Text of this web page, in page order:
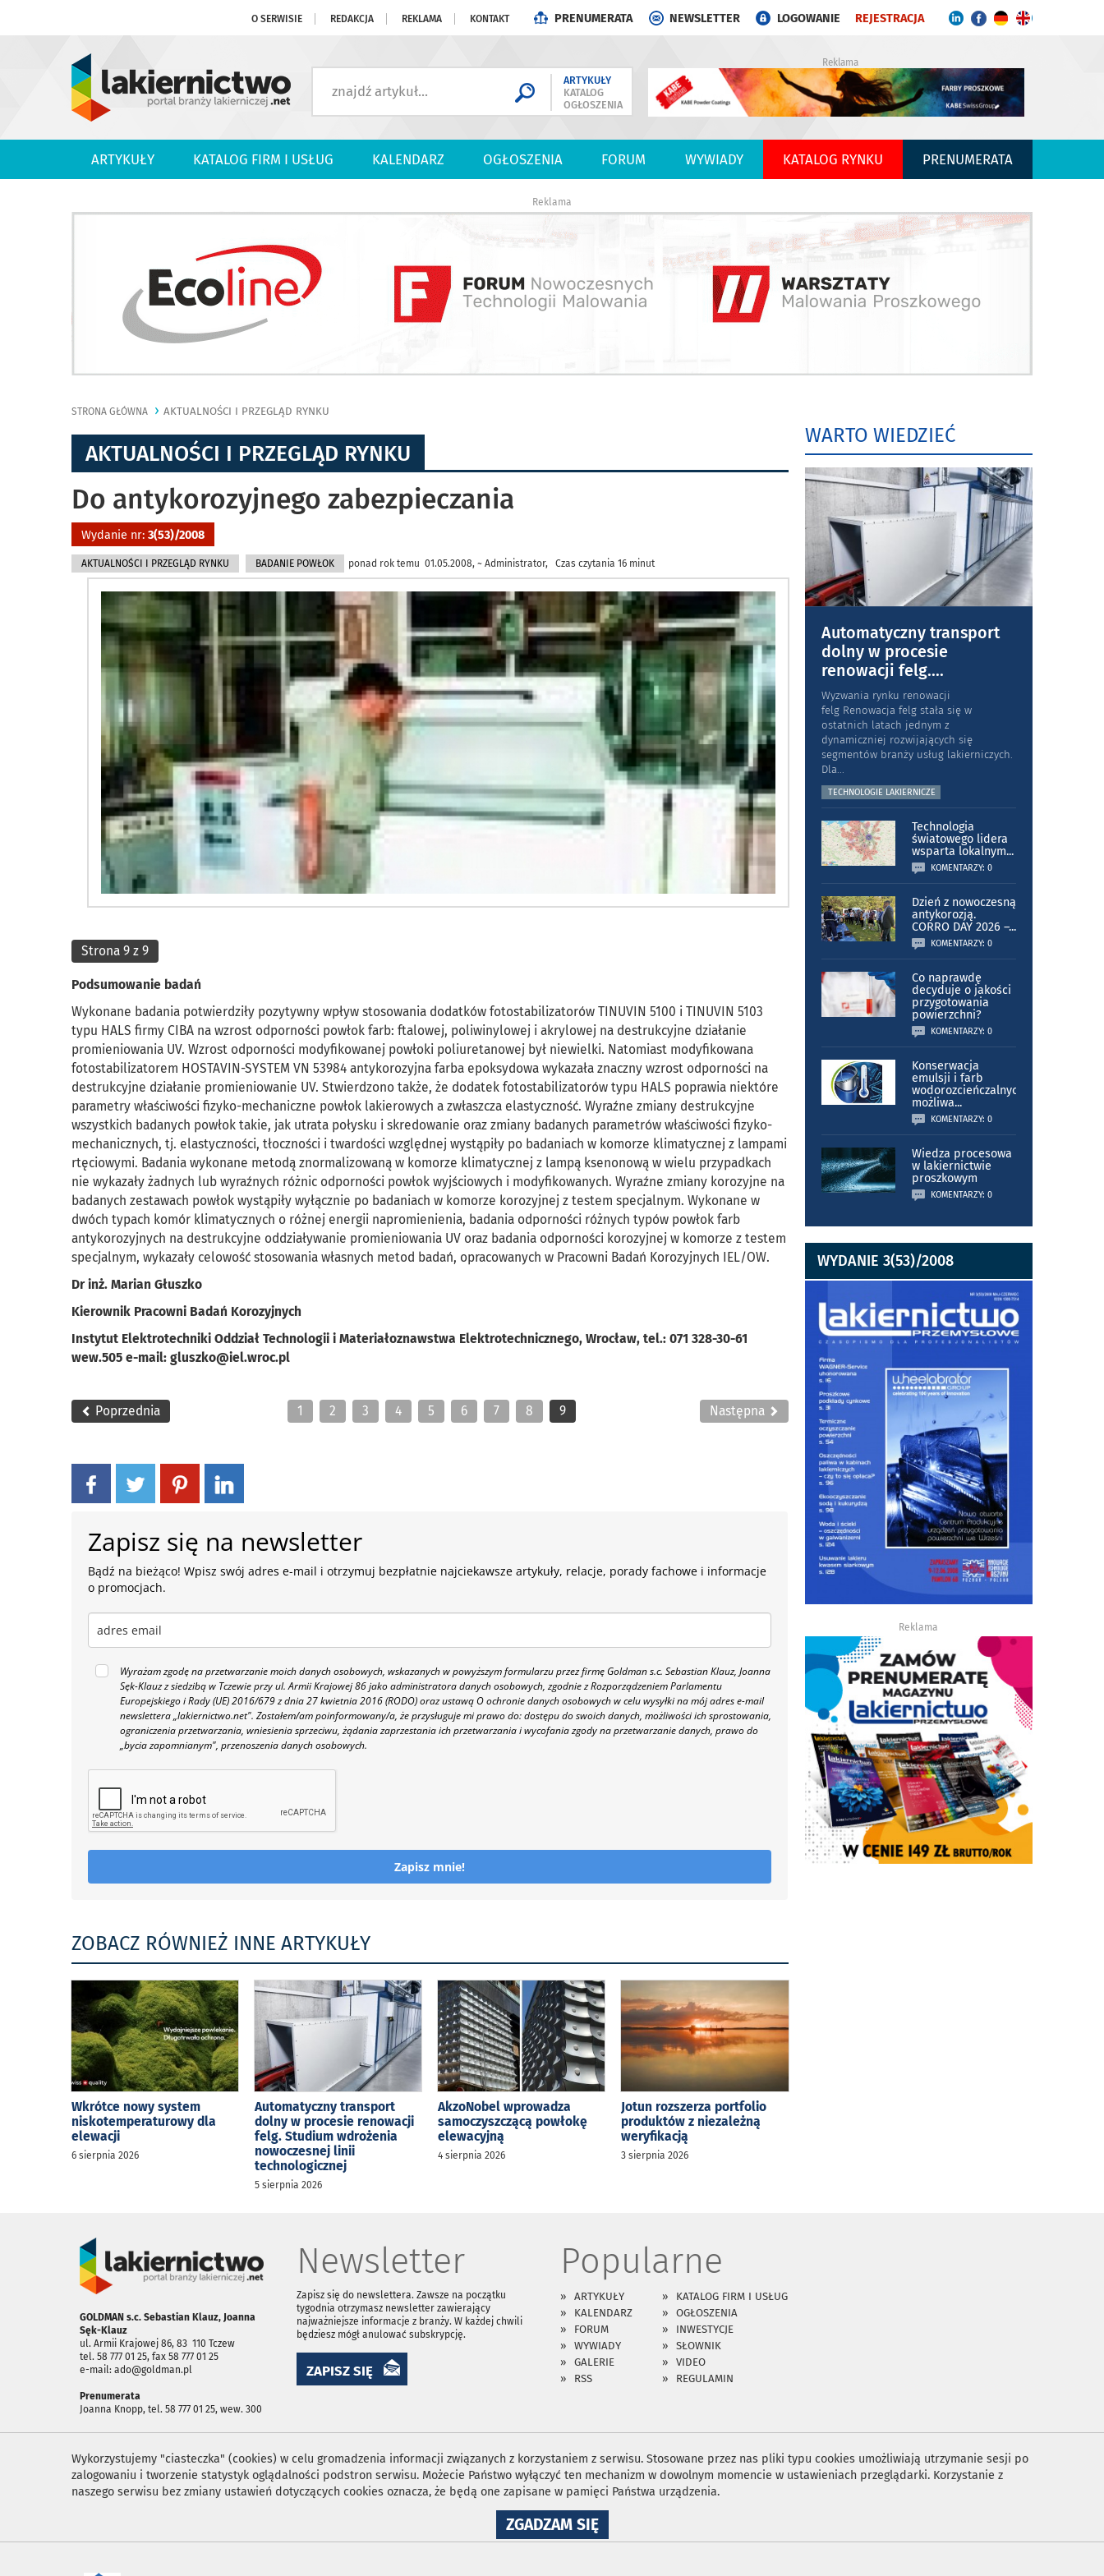
O SERWISIE REDAKCJA REKLAMA KONTAKT PRENUMERATA NEWSLETTER LOGOWANIE REJESTRACJA
ARTYKUŁY
KATALOG
OGŁOSZENIA
Reklama
ARTYKUŁY KATALOG FIRM I USŁUG KALENDARZ OGŁOSZENIA FORUM WYWIADY KATALOG RYNKU PRENUMERATA
Reklama
STRONA GŁÓWNA AKTUALNOŚCI I PRZEGLĄD RYNKU
AKTUALNOŚCI I PRZEGLĄD RYNKU
Do antykorozyjnego zabezpieczania
Wydanie nr: 3(53)/2008
AKTUALNOŚCI I PRZEGLĄD RYNKU BADANIE POWŁOK ponad rok temu 01.05.2008, ~ Administrator, Czas czytania 16 minut
Strona 9 z 9
Podsumowanie badań
Wykonane badania potwierdziły pozytywny wpływ stosowania dodatków fotostabilizatorów TINUVIN 5100 i TINUVIN 5103
typu HALS firmy CIBA na wzrost odporności powłok farb: ftalowej, poliwinylowej i akrylowej na destrukcyjne działanie
promieniowania UV. Wzrost odporności modyfikowanej powłoki poliuretanowej był niewielki. Natomiast modyfikowana
fotostabilizatorem HOSTAVIN-SYSTEM VN 53984 antykorozyjna farba epoksydowa wykazała znaczny wzrost odporności na
destrukcyjne działanie promieniowanie UV. Stwierdzono także, że dodatek fotostabilizatorów typu HALS poprawia niektóre
parametry właściwości fizyko-mechaniczne powłok lakierowych a zwłaszcza elastyczność. Wyraźne zmiany destrukcyjne
wszystkich badanych powłok takie, jak utrata połysku i skredowanie oraz zmiany badanych parametrów właściwości fizyko-
mechanicznych, tj. elastyczności, tłoczności i twardości względnej wystąpiły po badaniach w komorze klimatycznej z lampami
rtęciowymi. Badania wykonane metodą znormalizowaną w komorze klimatycznej z lampą ksenonową w wielu przypadkach
nie wykazały żadnych lub wyraźnych różnic odporności powłok wyjściowych i modyfikowanych. Wyraźne zmiany korozyjne na
badanych zestawach powłok wystąpiły wyłącznie po badaniach w komorze korozyjnej z testem specjalnym. Wykonane w
dwóch typach komór klimatycznych o różnej energii napromienienia, badania odporności różnych typów powłok farb
antykorozyjnych na destrukcyjne oddziaływanie promieniowania UV oraz badania odporności korozyjnej w komorze z testem
specjalnym, wykazały celowość stosowania własnych metod badań, opracowanych w Pracowni Badań Korozyjnych IEL/OW.
Dr inż. Marian Głuszko
Kierownik Pracowni Badań Korozyjnych
Instytut Elektrotechniki Oddział Technologii i Materiałoznawstwa Elektrotechnicznego, Wrocław, tel.: 071 328-30-61
wew.505 e-mail: gluszko@iel.wroc.pl
Poprzednia 1 2 3 4 5 6 7 8 9 Następna
Zapisz się na newsletter
Bądź na bieżąco! Wpisz swój adres e-mail i otrzymuj bezpłatnie najciekawsze artykuły, relacje, porady fachowe i informacje
o promocjach.
Wyrażam zgodę na przetwarzanie moich danych osobowych, wskazanych w powyższym formularzu przez firmę Goldman s.c. Sebastian Klauz, Joanna
Sęk-Klauz z siedzibą w Tczewie przy ul. Armii Krajowej 86 jako administratora danych osobowych, zgodnie z Rozporządzeniem Parlamentu
Europejskiego i Rady (UE) 2016/679 z dnia 27 kwietnia 2016 (RODO) oraz ustawą O ochronie danych osobowych w celu wysyłki na mój adres e-mail
newslettera „lakiernictwo.net". Zostałem/am poinformowany/a, że przysługuje mi prawo do: dostępu do swoich danych, możliwości ich sprostowania,
ograniczenia przetwarzania, wniesienia sprzeciwu, żądania zaprzestania ich przetwarzania i wycofania zgody na przetwarzanie danych, prawo do
„bycia zapomnianym", przenoszenia danych osobowych.
Zapisz mnie!
ZOBACZ RÓWNIEŻ INNE ARTYKUŁY
Wkrótce nowy system
niskotemperaturowy dla
elewacji
6 sierpnia 2026
Automatyczny transport
dolny w procesie renowacji
felg. Studium wdrożenia
nowoczesnej linii
technologicznej
5 sierpnia 2026
AkzoNobel wprowadza
samoczyszczącą powłokę
elewacyjną
4 sierpnia 2026
Jotun rozszerza portfolio
produktów z niezależną
weryfikacją
3 sierpnia 2026
WARTO WIEDZIEĆ
Automatyczny transport
dolny w procesie
renowacji felg....
Wyzwania rynku renowacji
felg Renowacja felg stała się w
ostatnich latach jednym z
dynamiczniej rozwijających się
segmentów branży usług lakierniczych.
Dla...
TECHNOLOGIE LAKIERNICZE
Technologia
światowego lidera
wsparta lokalnym...
KOMENTARZY: 0
Dzień z nowoczesną
antykorozją.
CORRO DAY 2026 –...
KOMENTARZY: 0
Co naprawdę
decyduje o jakości
przygotowania
powierzchni?
KOMENTARZY: 0
Konserwacja
emulsji i farb
wodorozcieńczalnych
możliwa...
KOMENTARZY: 0
Wiedza procesowa
w lakiernictwie
proszkowym
KOMENTARZY: 0
WYDANIE 3(53)/2008
Reklama
GOLDMAN s.c. Sebastian Klauz, Joanna
Sęk-Klauz
ul. Armii Krajowej 86, 83 ­ 110 Tczew
tel. 58 777 01 25, fax 58 777 01 25
e-mail: ado@goldman.pl
Prenumerata
Joanna Knopp, tel. 58 777 01 25, wew. 300
Newsletter
Zapisz się do newslettera. Zawsze na początku
tygodnia otrzymasz newsletter zawierający
najważniejsze informacje z branży. W każdej chwili
będziesz mógł anulować subskrypcję.
ZAPISZ SIĘ
Popularne
ARTYKUŁY
KATALOG FIRM I USŁUG
KALENDARZ
OGŁOSZENIA
FORUM
INWESTYCJE
WYWIADY
SŁOWNIK
GALERIE
VIDEO
RSS
REGULAMIN
Wykorzystujemy "ciasteczka" (cookies) w celu gromadzenia informacji związanych z korzystaniem z serwisu. Stosowane przez nas pliki typu cookies umożliwiają utrzymanie sesji po
zalogowaniu i tworzenie statystyk oglądalności podstron serwisu. Możecie Państwo wyłączyć ten mechanizm w dowolnym momencie w ustawieniach przeglądarki. Korzystanie z
naszego serwisu bez zmiany ustawień dotyczących cookies oznacza, że będą one zapisane w pamięci Państwa urządzenia.
ZGADZAM SIĘNA
WYKORZYSTANIE